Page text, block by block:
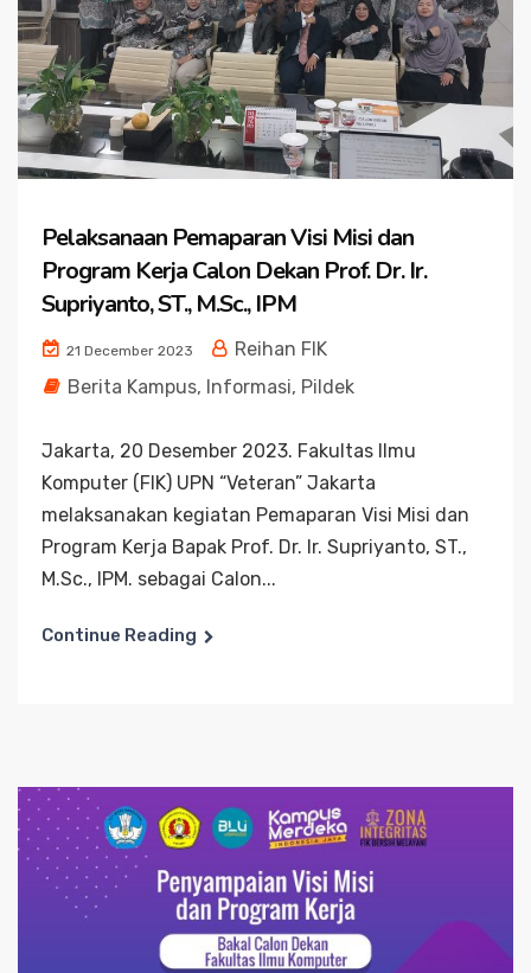
Pelaksanaan Pemaparan Visi Misi dan
Program Kerja Calon Dekan Prof. Dr. Ir.
Supriyanto, ST., M.Sc., IPM
21 December 2023
Reihan FIK
Berita Kampus, Informasi, Pildek
Jakarta, 20 Desember 2023. Fakultas Ilmu
Komputer (FIK) UPN “Veteran” Jakarta
melaksanakan kegiatan Pemaparan Visi Misi dan
Program Kerja Bapak Prof. Dr. Ir. Supriyanto, ST.,
M.Sc., IPM. sebagai Calon...
Continue Reading